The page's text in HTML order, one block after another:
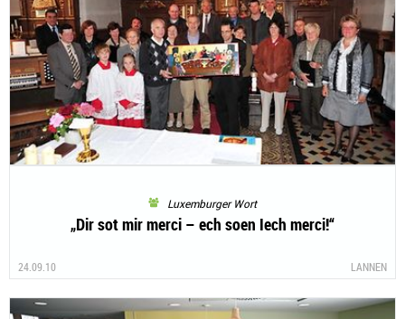
Luxemburger Wort
„Dir sot mir merci – ech soen Iech merci!“
24.09.10 LANNEN